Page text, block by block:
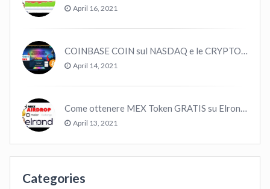
April 16, 2021
COINBASE COIN sul NASDAQ e le CRYPTO volano!
April 14, 2021
Come ottenere MEX Token GRATIS su Elrond ?
April 13, 2021
Categories